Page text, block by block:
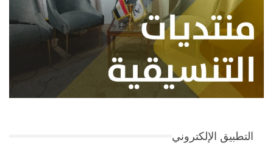
التطبيق الإلكتروني